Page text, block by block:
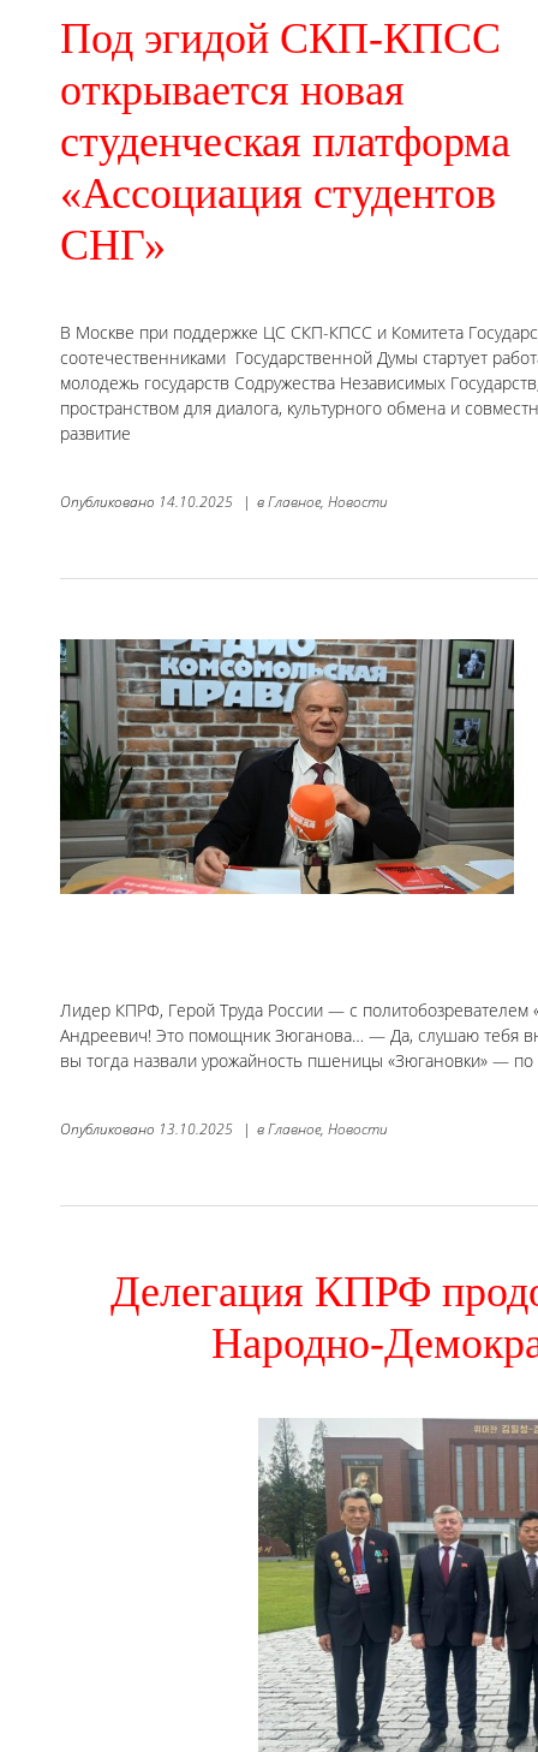
Под эгидой СКП-КПСС
открывается новая
студенческая платформа
«Ассоциация студентов
СНГ»
В Москве при поддержке ЦС СКП-КПСС и Комитета
соотечественниками Государственной Думы стартует
молодежь государств Содружества Независимых
пространством для диалога, культурного обмена и
развитие
Опубликовано 14.10.2025 | вГлавное, Новости
Лидер КПРФ, Герой Труда России — с
Андреевич! Это помощник Зюганова… — Да, слушаю тебя
вы тогда назвали урожайность пшеницы «Зюгановки» —
Опубликовано 13.10.2025 | вГлавное, Новости
Делегация КПРФ
Народно-